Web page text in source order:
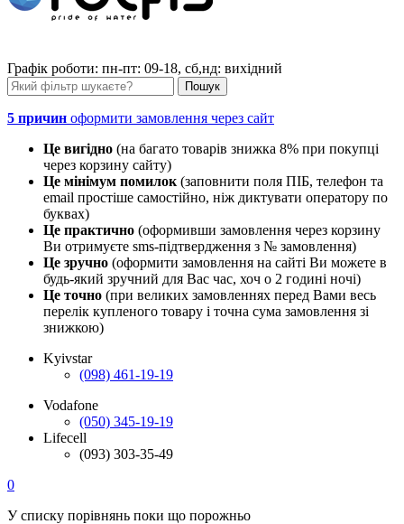
Графік роботи: пн-пт: 09-18, сб,нд: вихідний
5 причин оформити замовлення через сайт
Це вигідно (на багато товарів знижка 8% при покупці
через корзину сайту)
Це мінімум помилок (заповнити поля ПІБ, телефон та
email простіше самостійно, ніж диктувати оператору по
буквах)
Це практично (оформивши замовлення через корзину
Ви отримуєте sms-підтвердження з № замовлення)
Це зручно (оформити замовлення на сайті Ви можете в
будь-який зручний для Вас час, хоч о 2 годині ночі)
Це точно (при великих замовленнях перед Вами весь
перелік купленого товару і точна сума замовлення зі
знижкою)
Kyivstar
(098) 461-19-19
Vodafone
(050) 345-19-19
Lifecell
(093) 303-35-49
0
У списку порівнянь поки що порожньо